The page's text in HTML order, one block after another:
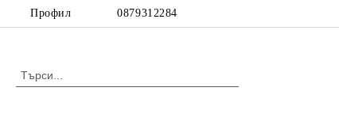
Профил 0879312284